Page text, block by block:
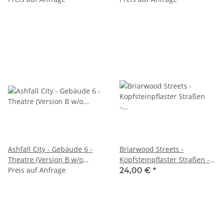
Ashfall City - Gebäude 6 -
Theatre (Version B w/o
rubble)
Preis auf Anfrage
Briarwood Streets -
Kopfsteinpflaster Straßen -
Kreuzungen - SET (4)
24,00 € *